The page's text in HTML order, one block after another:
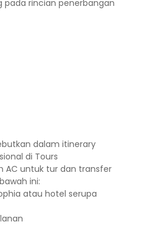
pada rincian penerbangan
dalam itinerary
di Tours
AC untuk tur dan transfer
ini:
atau hotel serupa